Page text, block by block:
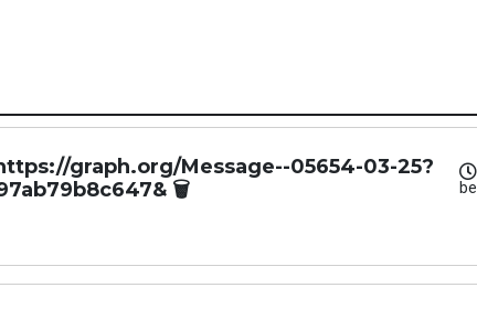
graph.org/Message--05654-03-25?
🗑